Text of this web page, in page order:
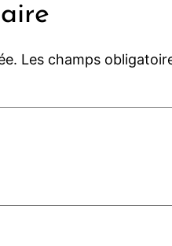
Les champs